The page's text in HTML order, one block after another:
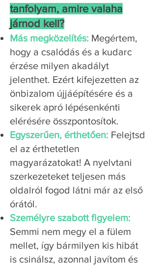
tanfolyam, amire valaha
járnod kell?
Más megközelítés: Megértem,
hogy a csalódás és a kudarc
érzése milyen akadályt
jelenthet. Ezért kifejezetten az
önbizalom újjáépítésére és a
sikerek apró lépésenkénti
elérésére összpontosítok.
Egyszerűen, érthetően: Felejtsd
el az érthetetlen
magyarázatokat! A nyelvtani
szerkezeteket teljesen más
oldalról fogod látni már az első
órától.
Személyre szabott figyelem:
Semmi nem megy el a fülem
mellet, így bármilyen kis hibát
is csinálsz, azonnal javítom és